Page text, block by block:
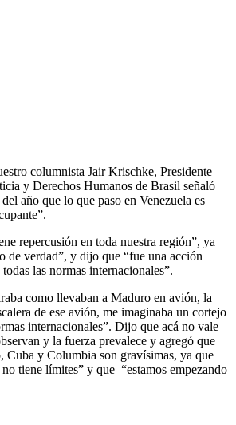
columnista Jair Krischke, Presidente
y Derechos Humanos de Brasil señaló
año que lo que paso en Venezuela es
repercusión en toda nuestra región”, ya
de verdad”, y dijo que “fue una acción
las normas internacionales”.
como llevaban a Maduro en avión, la
de ese avión, me imaginaba un cortejo
internacionales”. Dijo que acá no vale
y la fuerza prevalece y agregó que
Cuba y Columbia son gravísimas, ya que
tiene límites” y que “estamos empezando